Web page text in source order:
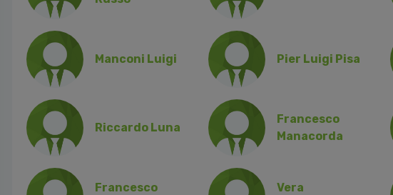
Manconi Luigi Pier Luigi Pisa
Riccardo Luna
Francesco
Manacorda
Francesco
Vera